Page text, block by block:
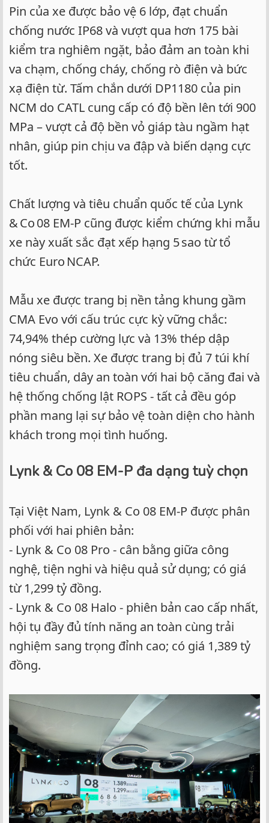
Pin của xe được bảo vệ 6 lớp, đạt chuẩn
chống nước IP68 và vượt qua hơn 175 bài
kiểm tra nghiêm ngặt, bảo đảm an toàn khi
va chạm, chống cháy, chống rò điện và bức
xạ điện từ. Tấm chắn dưới DP1180 của pin
NCM do CATL cung cấp có độ bền lên tới 900
MPa – vượt cả độ bền vỏ giáp tàu ngầm hạt
nhân, giúp pin chịu va đập và biến dạng cực
tốt.
Chất lượng và tiêu chuẩn quốc tế của Lynk
& Co 08 EM-P cũng được kiểm chứng khi mẫu
xe này xuất sắc đạt xếp hạng 5 sao từ tổ
chức Euro NCAP.
Mẫu xe được trang bị nền tảng khung gầm
CMA Evo với cấu trúc cực kỳ vững chắc:
74,94% thép cường lực và 13% thép dập
nóng siêu bền. Xe được trang bị đủ 7 túi khí
tiêu chuẩn, dây an toàn với hai bộ căng đai và
hệ thống chống lật ROPS - tất cả đều góp
phần mang lại sự bảo vệ toàn diện cho hành
khách trong mọi tình huống.
Lynk & Co 08 EM-P đa dạng tuỳ chọn
Tại Việt Nam, Lynk & Co 08 EM-P được phân
phối với hai phiên bản:
- Lynk & Co 08 Pro - cân bằng giữa công
nghệ, tiện nghi và hiệu quả sử dụng; có giá
từ 1,299 tỷ đồng.
- Lynk & Co 08 Halo - phiên bản cao cấp nhất,
hội tụ đầy đủ tính năng an toàn cùng trải
nghiệm sang trọng đỉnh cao; có giá 1,389 tỷ
đồng.